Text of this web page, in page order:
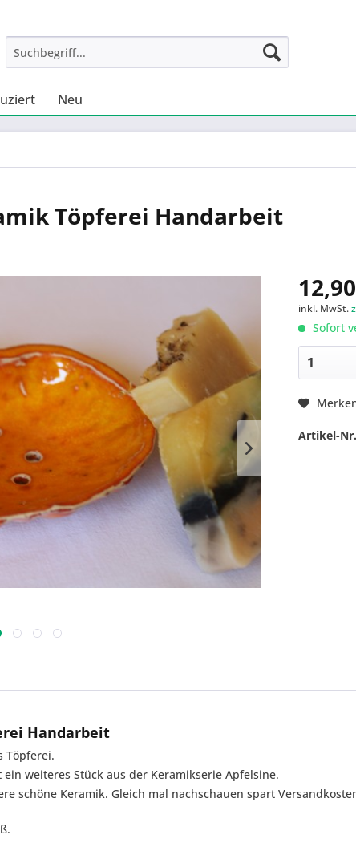
Neu
Töpferei Handarbeit
inkl. MwSt.
Sofort
Artikel-
Handarbeit
Töpferei.
weiteres Stück aus der Keramikserie Apfelsine.
schöne Keramik. Gleich mal nachschauen spart